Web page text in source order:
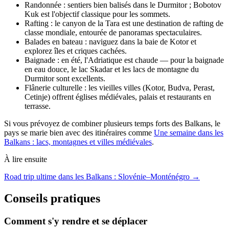
Randonnée : sentiers bien balisés dans le Durmitor ; Bobotov
Kuk est l'objectif classique pour les sommets.
Rafting : le canyon de la Tara est une destination de rafting de
classe mondiale, entourée de panoramas spectaculaires.
Balades en bateau : naviguez dans la baie de Kotor et
explorez îles et criques cachées.
Baignade : en été, l'Adriatique est chaude — pour la baignade
en eau douce, le lac Skadar et les lacs de montagne du
Durmitor sont excellents.
Flânerie culturelle : les vieilles villes (Kotor, Budva, Perast,
Cetinje) offrent églises médiévales, palais et restaurants en
terrasse.
Si vous prévoyez de combiner plusieurs temps forts des Balkans, le
pays se marie bien avec des itinéraires comme Une semaine dans les
Balkans : lacs, montagnes et villes médiévales.
À lire ensuite
Road trip ultime dans les Balkans : Slovénie–Monténégro →
Conseils pratiques
Comment s'y rendre et se déplacer